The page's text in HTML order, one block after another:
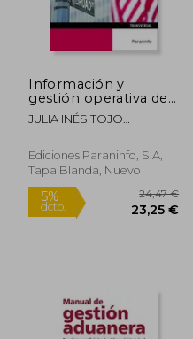
5%
dcto.
48,36 €
45,94 €
Información y
gestión operativa de
la compraventa
internacional
JULIA INÉS TOJO
FERNÁNDEZ JULIA
INÉS,ANA BELÉN
RODRÍGUEZ GARCÍA
Ediciones Paraninfo, S.A,
Tapa Blanda, Nuevo